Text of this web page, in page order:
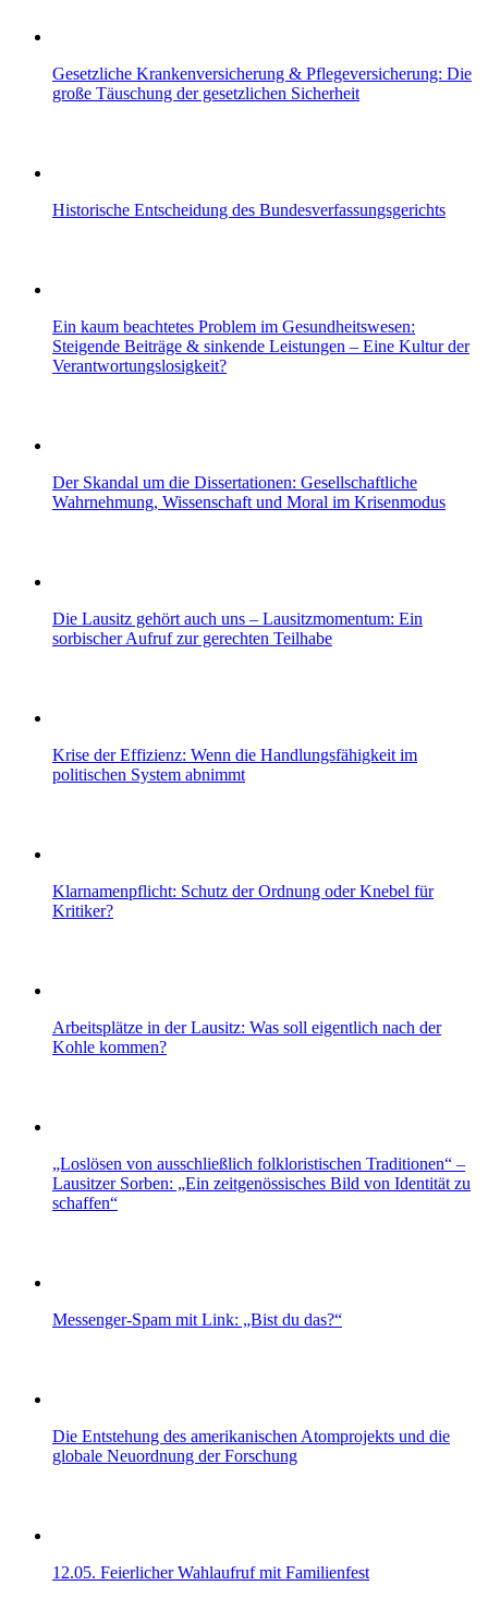
Gesetzliche Krankenversicherung & Pflegeversicherung: Die
große Täuschung der gesetzlichen Sicherheit
Historische Entscheidung des Bundesverfassungsgerichts
Ein kaum beachtetes Problem im Gesundheitswesen:
Steigende Beiträge & sinkende Leistungen – Eine Kultur der
Verantwortungslosigkeit?
Der Skandal um die Dissertationen: Gesellschaftliche
Wahrnehmung, Wissenschaft und Moral im Krisenmodus
Die Lausitz gehört auch uns – Lausitzmomentum: Ein
sorbischer Aufruf zur gerechten Teilhabe
Krise der Effizienz: Wenn die Handlungsfähigkeit im
politischen System abnimmt
Klarnamenpflicht: Schutz der Ordnung oder Knebel für
Kritiker?
Arbeitsplätze in der Lausitz: Was soll eigentlich nach der
Kohle kommen?
„Loslösen von ausschließlich folkloristischen Traditionen“ –
Lausitzer Sorben: „Ein zeitgenössisches Bild von Identität zu
schaffen“
Messenger-Spam mit Link: „Bist du das?“
Die Entstehung des amerikanischen Atomprojekts und die
globale Neuordnung der Forschung
12.05. Feierlicher Wahlaufruf mit Familienfest